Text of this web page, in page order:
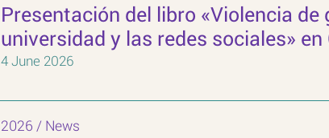
Presentación del libro «Violencia de
universidad y las redes sociales» en
4 June 2026
2026 / News